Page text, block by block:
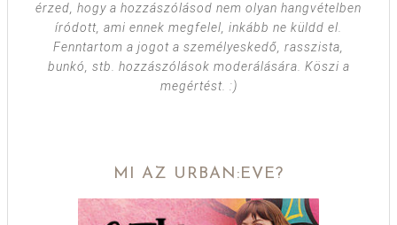
érzed, hogy a hozzászólásod nem olyan hangvételben
íródott, ami ennek megfelel, inkább ne küldd el.
Fenntartom a jogot a személyeskedő, rasszista,
bunkó, stb. hozzászólások moderálására. Köszi a
megértést. :)
MI AZ URBAN:EVE?